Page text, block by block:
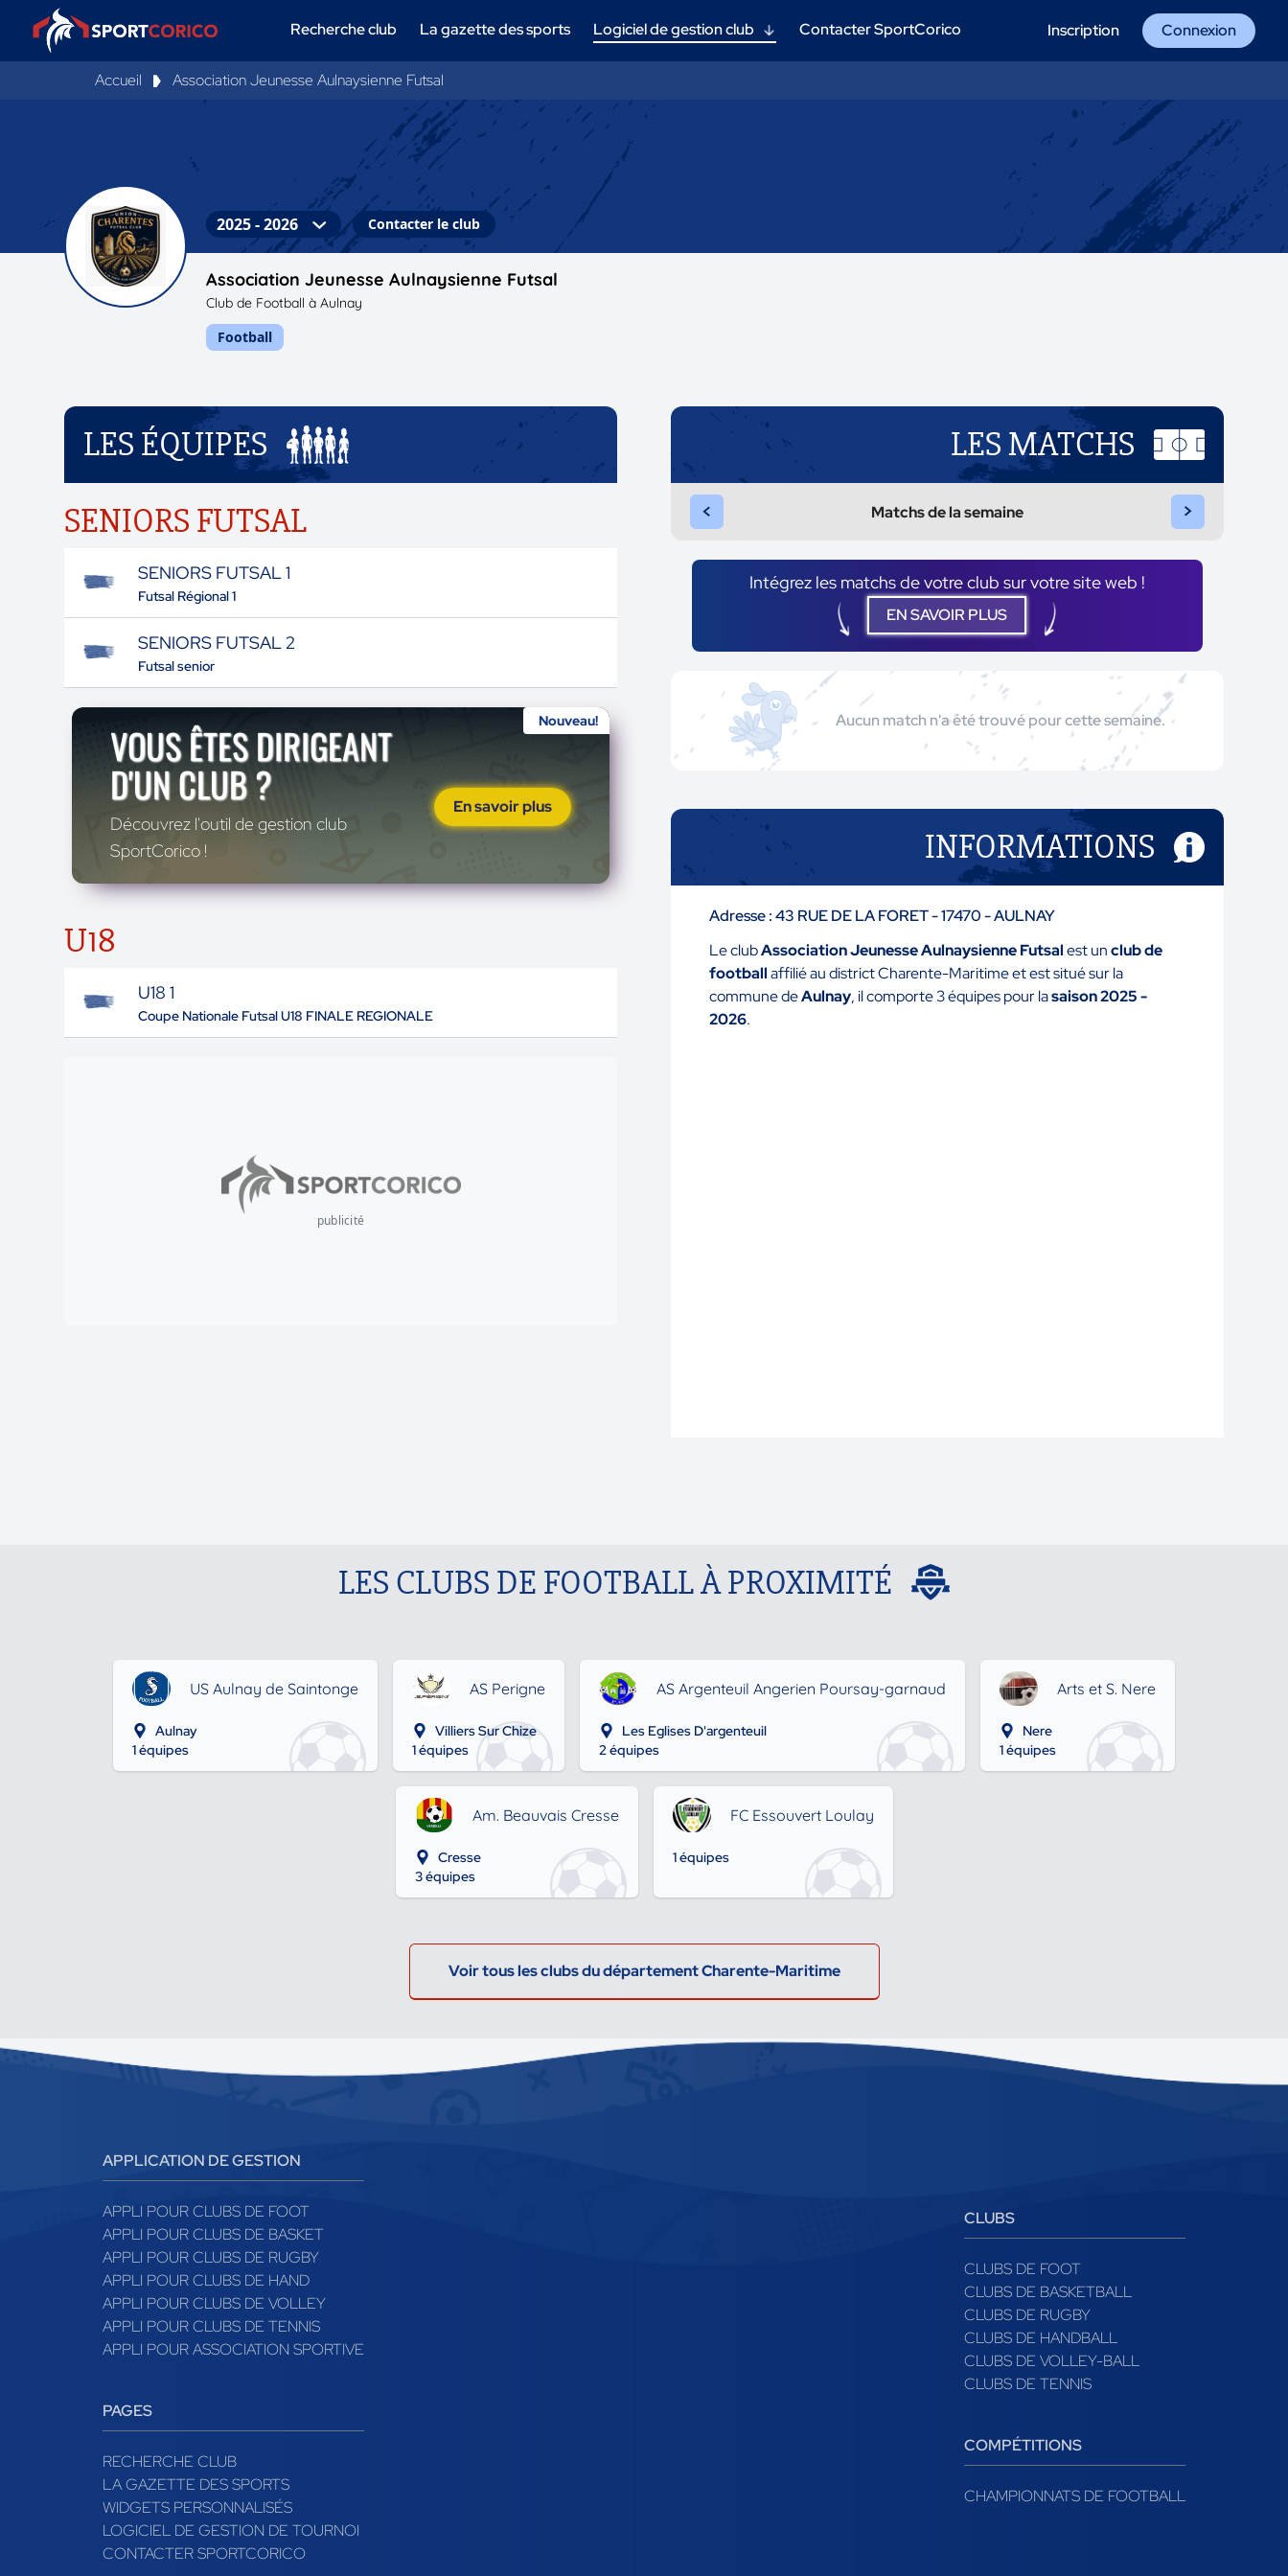
Recherche club La gazette des sports Logiciel de gestion club Contacter SportCorico Inscription Connexion
Accueil Association Jeunesse Aulnaysienne Futsal
Contacter le club
Association Jeunesse Aulnaysienne Futsal
Club de Football à Aulnay
Football
LES ÉQUIPES
SENIORS FUTSAL
SENIORS FUTSAL 1
Futsal Régional 1
SENIORS FUTSAL 2
Futsal senior
Nouveau!
VOUS ÊTES DIRIGEANT
D'UN CLUB ?
Découvrez l'outil de gestion club
SportCorico !
En savoir plus
U18
U18 1
Coupe Nationale Futsal U18 FINALE REGIONALE
publicité
LES MATCHS
< Matchs de la semaine >
Intégrez les matchs de votre club sur votre site web !
EN SAVOIR PLUS
Aucun match n'a été trouvé pour cette semaine.
INFORMATIONS
Adresse : 43 RUE DE LA FORET - 17470 - AULNAY
Le clubAssociation Jeunesse Aulnaysienne Futsalest unclub de
footballaffilié au district Charente-Maritime et est situé sur la
commune deAulnay, il comporte 3 équipes pour lasaison 2025 -
2026.
LES CLUBS DE FOOTBALL À PROXIMITÉ
US Aulnay de Saintonge
Aulnay
1 équipes
AS Perigne
Villiers Sur Chize
1 équipes
AS Argenteuil Angerien Poursay-garnaud
Les Eglises D'argenteuil
2 équipes
Arts et S. Nere
Nere
1 équipes
Am. Beauvais Cresse
Cresse
3 équipes
FC Essouvert Loulay
1 équipes
Voir tous les clubs du département Charente-Maritime
APPLICATION DE GESTION
APPLI POUR CLUBS DE FOOT
APPLI POUR CLUBS DE BASKET
APPLI POUR CLUBS DE RUGBY
APPLI POUR CLUBS DE HAND
APPLI POUR CLUBS DE VOLLEY
APPLI POUR CLUBS DE TENNIS
APPLI POUR ASSOCIATION SPORTIVE
PAGES
RECHERCHE CLUB
LA GAZETTE DES SPORTS
WIDGETS PERSONNALISÉS
LOGICIEL DE GESTION DE TOURNOI
CONTACTER SPORTCORICO
CLUBS
CLUBS DE FOOT
CLUBS DE BASKETBALL
CLUBS DE RUGBY
CLUBS DE HANDBALL
CLUBS DE VOLLEY-BALL
CLUBS DE TENNIS
COMPÉTITIONS
CHAMPIONNATS DE FOOTBALL